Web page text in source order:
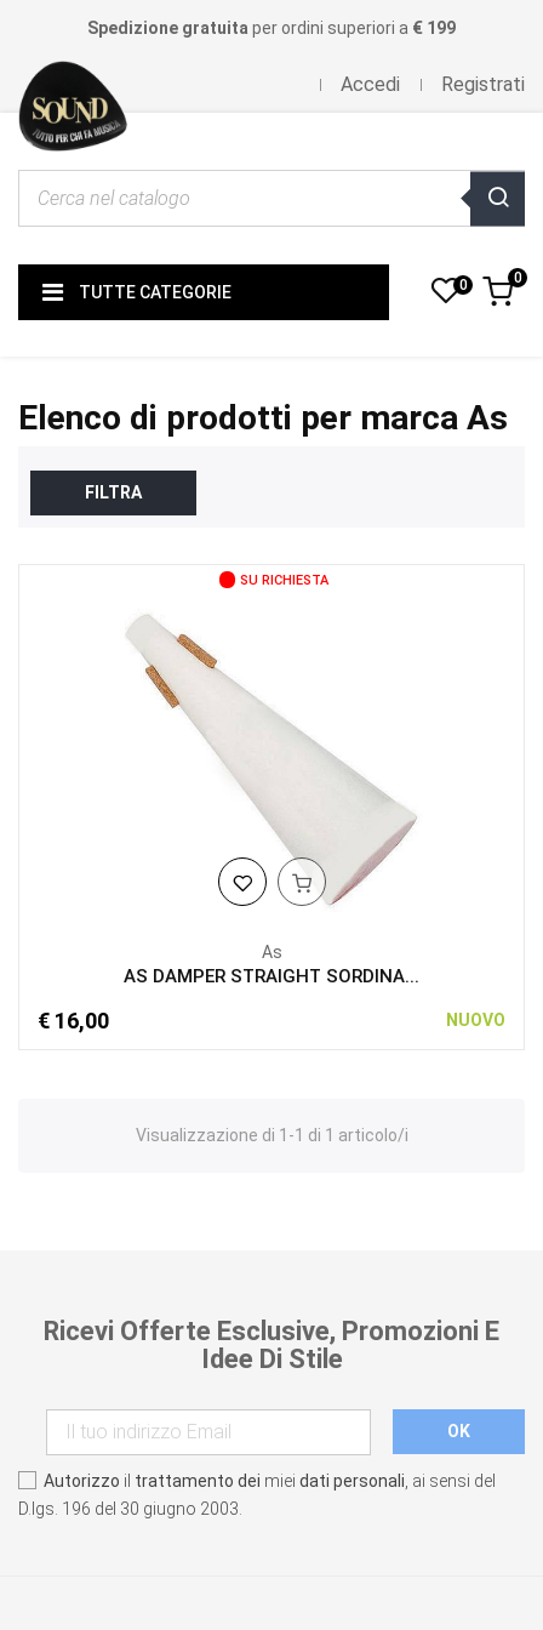
Spedizione gratuita per ordini superiori a € 199
Accedi Registrati
TUTTE CATEGORIE 0 0
Elenco di prodotti per marca As
FILTRA
SU RICHIESTA
As
AS DAMPER STRAIGHT SORDINA...
€ 16,00 NUOVO
Visualizzazione di 1-1 di 1 articolo/i
Ricevi Offerte Esclusive, Promozioni E
Idee Di Stile
Autorizzo il trattamento dei miei dati personali , ai sensi del
D.lgs. 196 del 30 giugno 2003.